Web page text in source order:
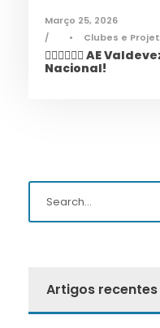
Março 25, 2026
•
Clubes e
🏃‍♀️🏃‍♂️🏃‍♀️ AE
Nacional!
Artigos recentes